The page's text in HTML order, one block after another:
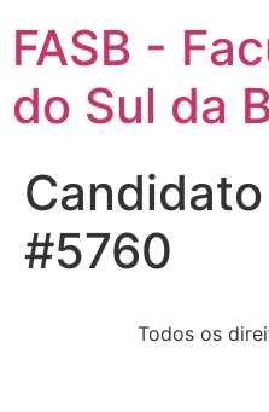
FASB -
do Sul da
#5760
Todos os